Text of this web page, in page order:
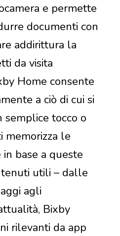
e permette
documenti con
addirittura la
da visita
Home consente
a ciò di cui si
semplice tocco o
memorizza le
base a queste
utili – dalle
agli
Bixby
rilevanti da app